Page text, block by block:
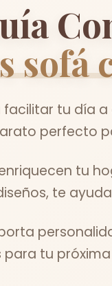
sofá
tu día
perfecto
tu
te
tu